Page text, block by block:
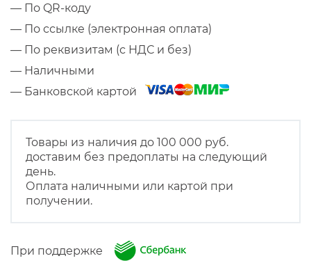
— По QR-коду
— По ссылке (электронная оплата)
— По реквизитам (с НДС и без)
— Наличными
— Банковской картой
Товары из наличия до 100 000 руб.
доставим без предоплаты на следующий
день.
Оплата наличными или картой при
получении.
При поддержке